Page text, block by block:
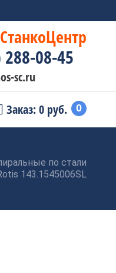
08-45
sc.ru
Заказ:0 руб. 0
по стали
143.1545006SL